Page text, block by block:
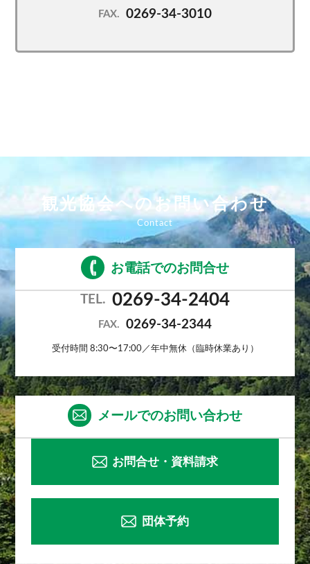
FAX. 0269-34-3010
観光協会へのお問い合わせ
お電話でのお問合せ
TEL. 0269-34-2404
FAX. 0269-34-2344
受付時間 8:30〜17:00／年中無休（臨時休業あり）
メールでのお問い合わせ
お問合せ・資料請求
団体予約